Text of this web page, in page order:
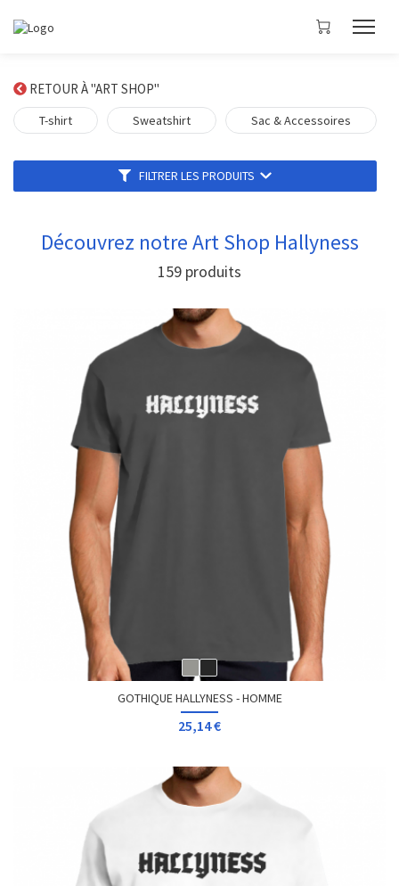
RETOUR À "ART SHOP"
T-shirt Sweatshirt Sac & Accessoires
FILTRER LES PRODUITS
Découvrez notre Art Shop Hallyness
159 produits
GOTHIQUE HALLYNESS - HOMME
25,14 €